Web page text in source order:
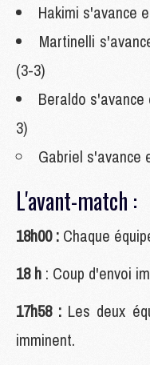
Hakimi s'avance
Martinelli
(3-3)
Beraldo
3)
Gabriel s'avance
L'avant-match :
18h00 : Chaque
18 h : Coup d'envoi
17h58 : Les deux
imminent.